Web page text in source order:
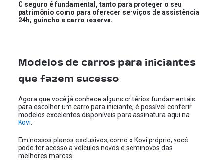
O seguro é fundamental, tanto para proteger o seu
patrimônio como para oferecer serviços de assistência
24h, guincho e carro reserva.
Modelos de carros para iniciantes
que fazem sucesso
Agora que você já conhece alguns critérios fundamentais
para escolher um carro para iniciante, é possível conferir
modelos excelentes disponíveis para assinatura aqui na
Kovi
Em nossos planos exclusivos, como o Kovi próprio, você
pode ter acesso a veículos novos e seminovos das
melhores marcas.